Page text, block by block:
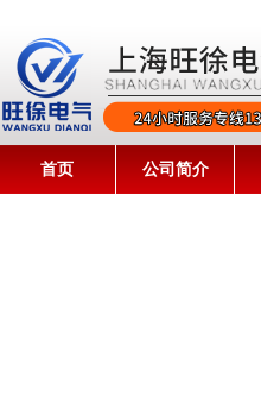
首页 公司简介